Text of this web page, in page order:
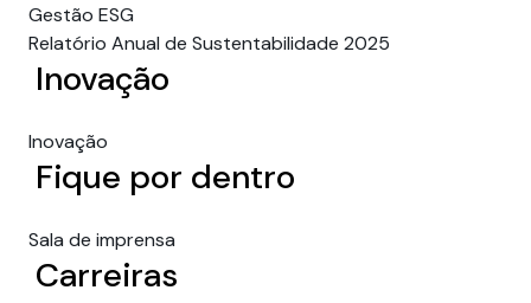
Gestão ESG
Relatório Anual de Sustentabilidade 2025
Inovação
Inovação
Fique por dentro
Sala de imprensa
Carreiras